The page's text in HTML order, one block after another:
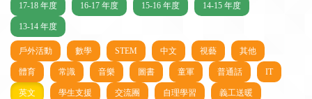
17-18 年度 16-17 年度 15-16 年度 14-15 年度
13-14 年度
戶外活動 數學 STEM 中文 視藝 其他
體育 常識 音樂 圖書 童軍 普通話 IT
英文 學生支援 交流團 自理學習 義工送暖